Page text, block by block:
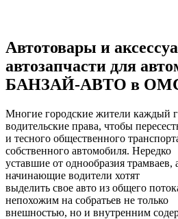
Автотовары и
автозапчасти для
БАНЗАЙ-АВТО в
Многие городские жители каждый
водительские права, чтобы
и тесного общественного
собственного автомобиля. Нередко
уставшие от однообразия трамваев,
начинающие водители хотят
выделить свое авто из общего
непохожим на собратьев не только
внешностью, но и внутренним